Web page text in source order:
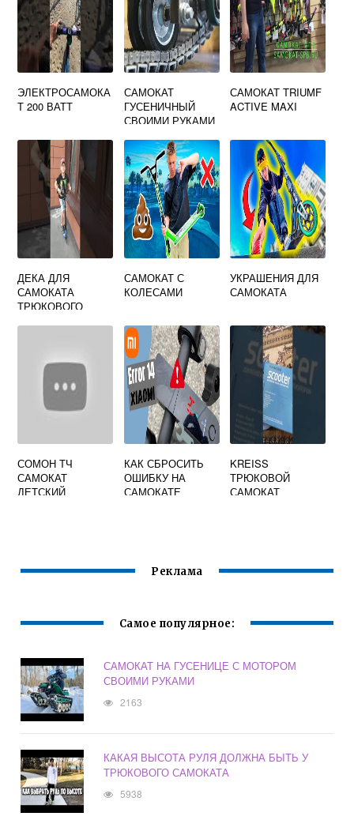
ЭЛЕКТРОСАМОКА
Т 200 ВАТТ
САМОКАТ
ГУСЕНИЧНЫЙ
СВОИМИ РУКАМИ
САМОКАТ TRIUMF
ACTIVE MAXI
ДЕКА ДЛЯ
САМОКАТА
ТРЮКОВОГО
САМОКАТ С
КОЛЕСАМИ
УКРАШЕНИЯ ДЛЯ
САМОКАТА
СОМОН ТЧ
САМОКАТ
ДЕТСКИЙ
КАК СБРОСИТЬ
ОШИБКУ НА
САМОКАТЕ
KREISS
ТРЮКОВОЙ
САМОКАТ
Реклама
Самое популярное:
САМОКАТ НА ГУСЕНИЦЕ С МОТОРОМ
СВОИМИ РУКАМИ
2163
КАКАЯ ВЫСОТА РУЛЯ ДОЛЖНА БЫТЬ У
ТРЮКОВОГО САМОКАТА
5938